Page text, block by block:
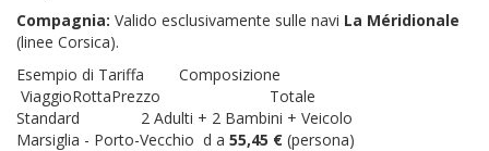
Compagnia: Valido esclusivamente sulle navi La Méridionale
(linee Corsica).
Esempio di Tariffa Composizione
ViaggioRottaPrezzo Totale
Standard 2 Adulti + 2 Bambini + Veicolo
Marsiglia - Porto-Vecchio d a 55,45 € (persona)